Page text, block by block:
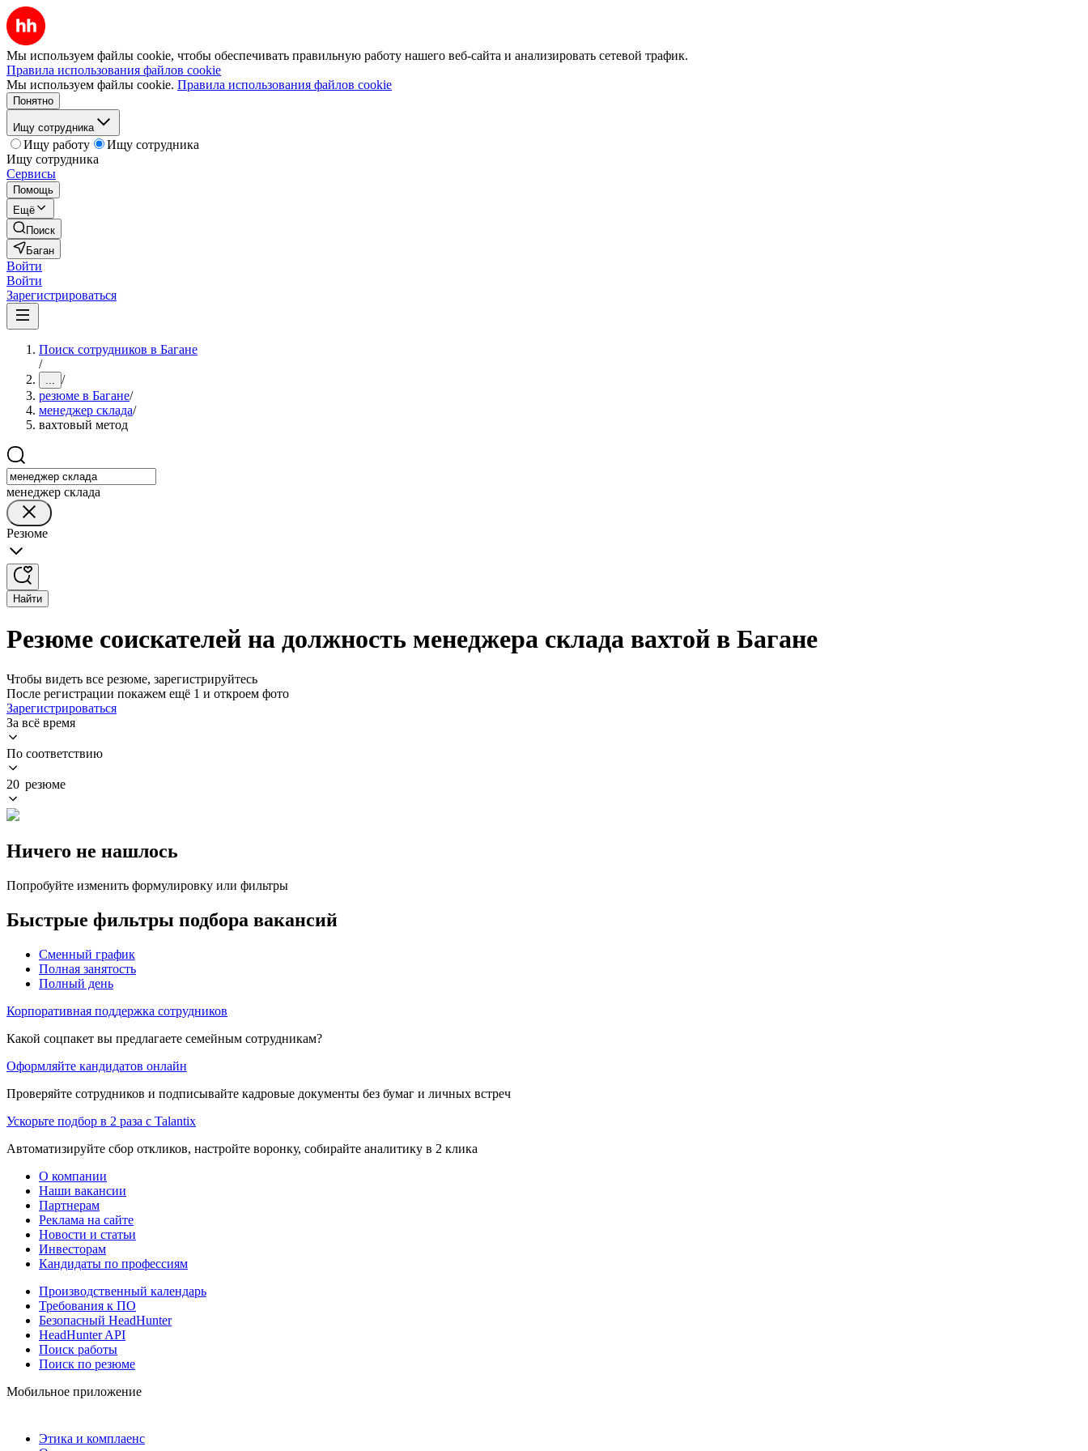
Мы используем файлы cookie, чтобы обеспечивать правильную работу нашего веб-сайта и анализировать сетевой трафик.
Правила использования файлов cookie
Мы используем файлы cookie. Правила использования файлов cookie
Понятно
Ищу сотрудника
Ищу работу
Ищу сотрудника
Ищу сотрудника
Сервисы
Помощь
Ещё
Поиск
Баган
Войти
Войти
Зарегистрироваться
Поиск сотрудников в Багане
/
... /
резюме в Багане/
менеджер склада/
вахтовый метод
менеджер склада
Резюме
Найти
Резюме соискателей на должность менеджера склада вахтой в Багане
Чтобы видеть все резюме, зарегистрируйтесь
После регистрации покажем ещё 1 и откроем фото
Зарегистрироваться
За всё время
По соответствию
20 резюме
Ничего не нашлось
Попробуйте изменить формулировку или фильтры
Быстрые фильтры подбора вакансий
Сменный график
Полная занятость
Полный день
Корпоративная поддержка сотрудников
Какой соцпакет вы предлагаете семейным сотрудникам?
Оформляйте кандидатов онлайн
Проверяйте сотрудников и подписывайте кадровые документы без бумаг и личных встреч
Ускорьте подбор в 2 раза с Talantix
Автоматизируйте сбор откликов, настройте воронку, собирайте аналитику в 2 клика
О компании
Наши вакансии
Партнерам
Реклама на сайте
Новости и статьи
Инвесторам
Кандидаты по профессиям
Производственный календарь
Требования к ПО
Безопасный HeadHunter
HeadHunter API
Поиск работы
Поиск по резюме
Мобильное приложение
Этика и комплаенс